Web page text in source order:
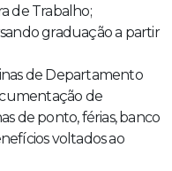
de Trabalho;
graduação a partir
de Departamento
de
de ponto, férias, banco
voltados ao